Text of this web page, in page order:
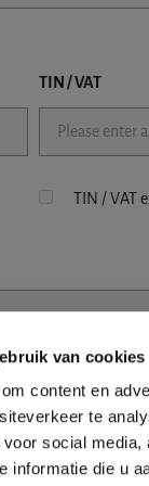
van cookies
content en
te
social
informatie die u
TIN / VAT
TIN / VAT